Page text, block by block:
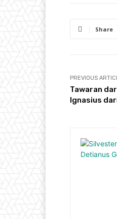
Share
PREVIOUS
Tawaran
Ignasius